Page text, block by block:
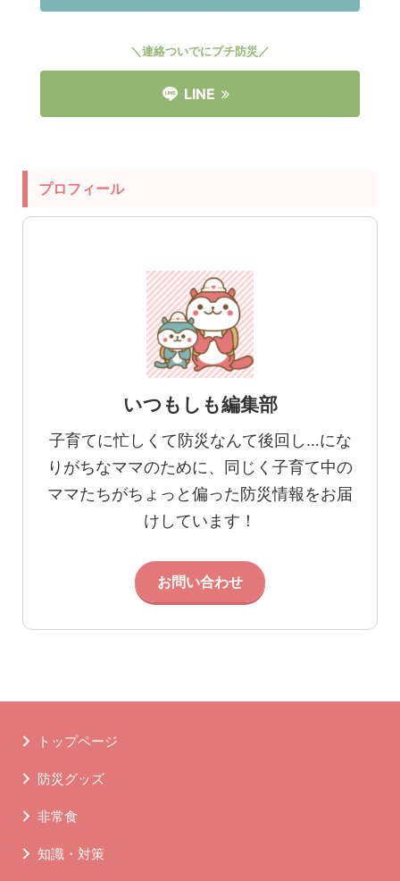
＼連絡ついでにプチ防災／
LINE
プロフィール
いつもしも編集部
子育てに忙しくて防災なんて後回し…にな
りがちなママのために、同じく子育て中の
ママたちがちょっと偏った防災情報をお届
けしています！
お問い合わせ
トップページ
防災グッズ
非常食
知識・対策